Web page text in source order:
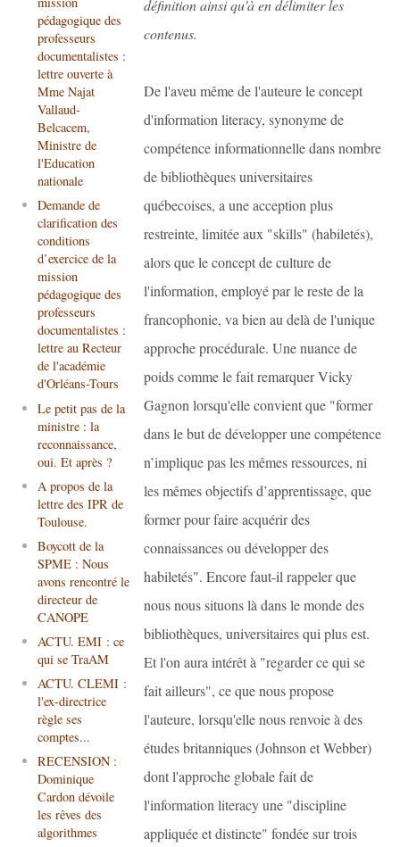
pédagogique des
professeurs
documentalistes :
lettre ouverte à
Mme Najat
Vallaud-
Belcacem,
Ministre de
l'Education
nationale
Demande de
clarification des
conditions
d’exercice de la
mission
pédagogique des
professeurs
documentalistes :
lettre au Recteur
de l'académie
d'Orléans-Tours
Le petit pas de la
ministre : la
reconnaissance,
oui. Et après ?
A propos de la
lettre des IPR de
Toulouse.
Boycott de la
SPME : Nous
avons rencontré le
directeur de
CANOPE
ACTU. EMI : ce
qui se TraAM
ACTU. CLEMI :
l'ex-directrice
règle ses
comptes...
RECENSION :
Dominique
Cardon dévoile
les rêves des
algorithmes
définition ainsi qu'à en délimiter les
contenus.
De l'aveu même de l'auteure le concept
d'information literacy, synonyme de
compétence informationnelle dans nombre
de bibliothèques universitaires
québecoises, a une acception plus
restreinte, limitée aux "skills" (habiletés),
alors que le concept de culture de
l'information, employé par le reste de la
francophonie, va bien au delà de l'unique
approche procédurale. Une nuance de
poids comme le fait remarquer Vicky
Gagnon lorsqu'elle convient que "former
dans le but de développer une compétence
n’implique pas les mêmes ressources, ni
les mêmes objectifs d’apprentissage, que
former pour faire acquérir des
connaissances ou développer des
habiletés". Encore faut-il rappeler que
nous nous situons là dans le monde des
bibliothèques, universitaires qui plus est.
Et l'on aura intérêt à "regarder ce qui se
fait ailleurs", ce que nous propose
l'auteure, lorsqu'elle nous renvoie à des
études britanniques (Johnson et Webber)
dont l'approche globale fait de
l'information literacy une "discipline
appliquée et distincte" fondée sur trois